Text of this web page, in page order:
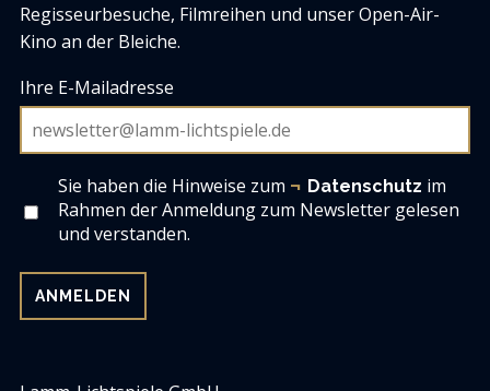
Regisseurbesuche, Filmreihen und unser Open-Air-
Kino an der Bleiche.
Ihre E-Mailadresse
Sie haben die Hinweise zum Datenschutz im
Rahmen der Anmeldung zum Newsletter gelesen
und verstanden.